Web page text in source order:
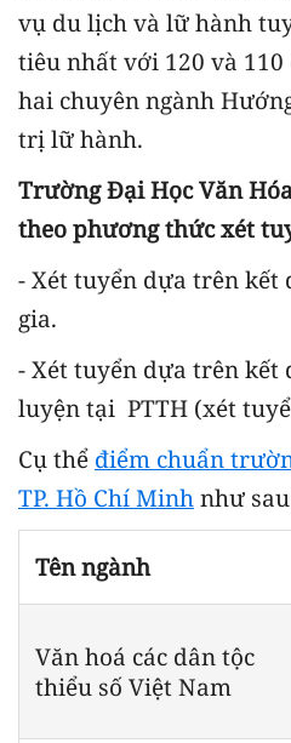
vụ du lịch và lữ hành
tiêu nhất với 120 và
hai chuyên ngành
trị lữ hành.
Trường Đại Học Văn
theo phương thức xét
- Xét tuyển dựa trên kết
gia.
- Xét tuyển dựa trên kết
luyện tại PTTH (xét
Cụ thể điểm chuẩn
TP. Hồ Chí Minh như
Tên ngành
Văn hoá các dân tộc
thiểu số Việt Nam